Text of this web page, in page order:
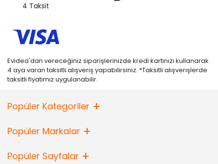
4 Taksit
Evidea'dan vereceğiniz siparişlerinizde kredi kartınızı kullanarak
4 aya varan taksitli alışveriş yapabilirsiniz. *Taksitli alışverişlerde
taksitli fiyatımız uygulanabilir.
Popüler Kategoriler
Popüler Markalar
Popüler Sayfalar